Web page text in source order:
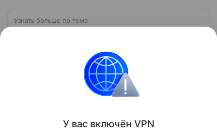
Узнать больше по теме
Вместе с экспертом разберем принцип работы
параллельного импорта, узнаем, чем он отличается
от серого, и как сказывается на цене товаров.
Поделиться
У вас включён VPN